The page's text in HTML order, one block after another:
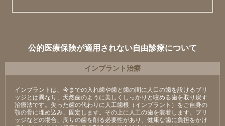
公的医療保険が適用されない自由診療について
インプラント治療
インプラントは、今までの入れ歯や歯と歯の間に人口の歯を設けるブリ
ッジとは異なり、天然歯のように美しくしっかりと咬める歯を取り戻す
治療法です。失った歯の代わりに人工歯根（インプラント）をご自身の
顎の骨に埋め込み、固定します。その上に人工の歯を装着します。ブリ
ッジなどの場合、周りの歯を削る必要性があり、健康な歯に負担をかけ